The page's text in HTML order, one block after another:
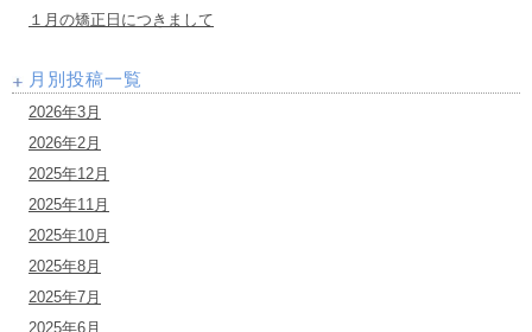
１月の矯正日につきまして
月別投稿一覧
2026年3月
2026年2月
2025年12月
2025年11月
2025年10月
2025年8月
2025年7月
2025年6月